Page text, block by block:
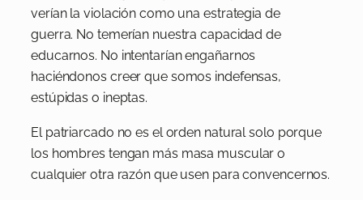
verían la violación como una estrategia de
guerra. No temerían nuestra capacidad de
educarnos. No intentarían engañarnos
haciéndonos creer que somos indefensas,
estúpidas o ineptas.
El patriarcado no es el orden natural solo porque
los hombres tengan más masa muscular o
cualquier otra razón que usen para convencernos.